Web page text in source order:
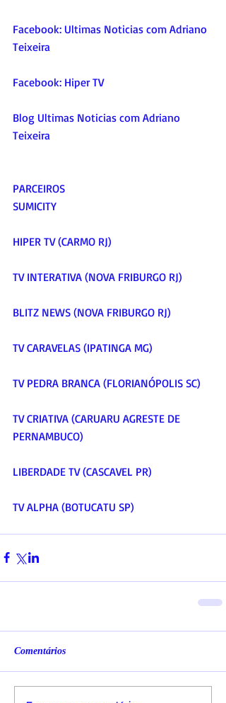
Facebook: Ultimas Noticias com Adriano
Teixeira
Facebook: Hiper TV
Blog Ultimas Noticias com Adriano
Teixeira
PARCEIROS
SUMICITY
HIPER TV (CARMO RJ)
TV INTERATIVA (NOVA FRIBURGO RJ)
BLITZ NEWS (NOVA FRIBURGO RJ)
TV CARAVELAS (IPATINGA MG)
TV PEDRA BRANCA (FLORIANÓPOLIS SC)
TV CRIATIVA (CARUARU AGRESTE DE
PERNAMBUCO)
LIBERDADE TV (CASCAVEL PR)
TV ALPHA (BOTUCATU SP)
Comentários